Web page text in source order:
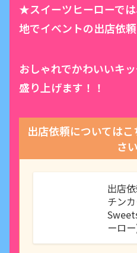
★スイーツヒーローで
地でイベントの出店依頼
おしゃれでかわいいキ
盛り上げます！！
出店依頼については
さい
出店
チン
ーロ